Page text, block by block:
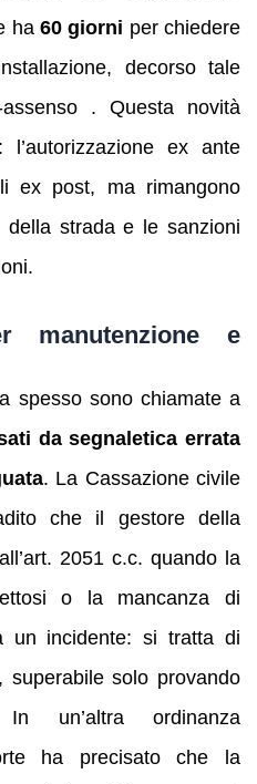
ha 60 giorni per chiedere
decorso tale
. Questa novità
l’autorizzazione ex ante
ex post, ma rimangono
strada e le sanzioni
manutenzione e
spesso sono chiamate a
da segnaletica errata
. La Cassazione civile
che il gestore della
2051 c.c. quando la
o la mancanza di
un incidente: si tratta di
superabile solo provando
ordinanza
ha precisato che la